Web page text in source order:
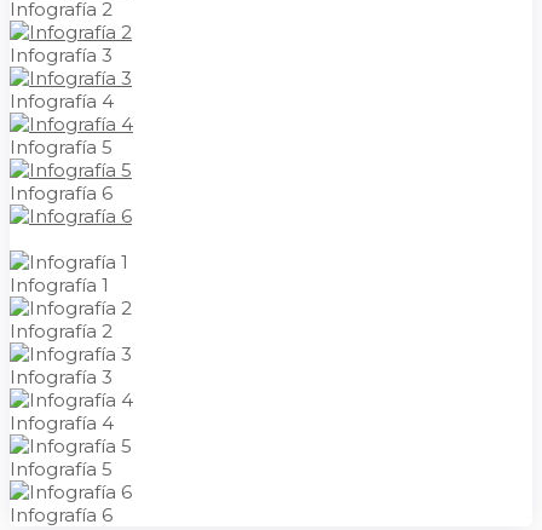
Infografía 2
Infografía 3
Infografía 4
Infografía 5
Infografía 6
Infografía 1
Infografía 2
Infografía 3
Infografía 4
Infografía 5
Infografía 6